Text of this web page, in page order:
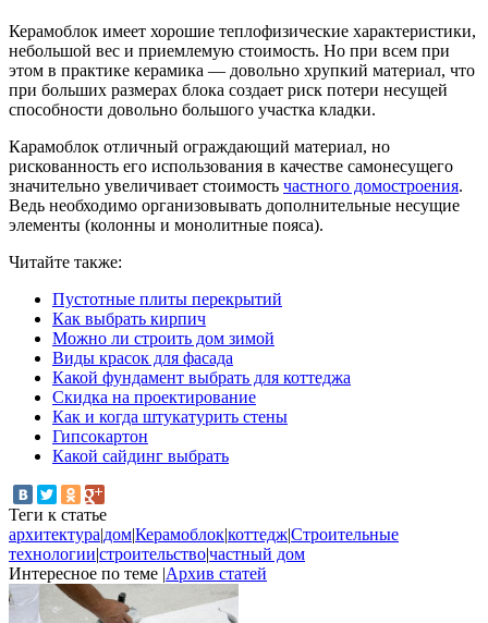
Керамоблок имеет хорошие теплофизические характеристики,
небольшой вес и приемлемую стоимость. Но при всем при
этом в практике керамика — довольно хрупкий материал, что
при больших размерах блока создает риск потери несущей
способности довольно большого участка кладки.
Карамоблок отличный ограждающий материал, но
рискованность его использования в качестве самонесущего
значительно увеличивает стоимость частного домостроения.
Ведь необходимо организовывать дополнительные несущие
элементы (колонны и монолитные пояса).
Читайте также:
Пустотные плиты перекрытий
Как выбрать кирпич
Можно ли строить дом зимой
Виды красок для фасада
Какой фундамент выбрать для коттеджа
Скидка на проектирование
Как и когда штукатурить стены
Гипсокартон
Какой сайдинг выбрать
Теги к статье
архитектура|дом|Керамоблок|коттедж|Строительные
технологии|строительство|частный дом
Интересное по теме |Архив статей